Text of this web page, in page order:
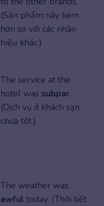
(Sản phẩm này kém
hơn so với các nhãn
hiệu khác.)
The service at the
hotel was subpar.
(Dịch vụ ở khách sạn
chưa tốt.)
The weather was
awful today. (Thời tiết